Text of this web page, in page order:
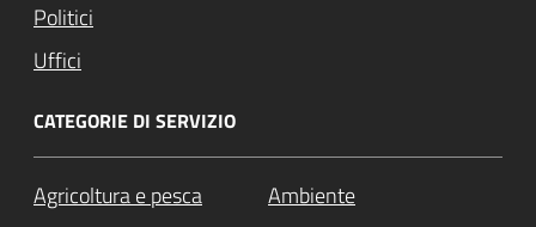
Politici
Uffici
CATEGORIE DI SERVIZIO
Agricoltura e pesca Ambiente